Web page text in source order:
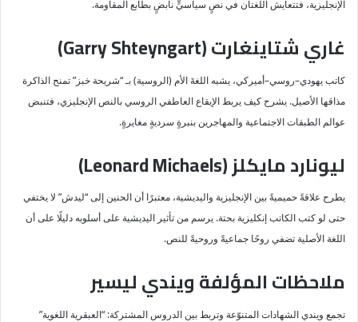
الإنجليزية، فتتعايش اللغتان في نصٍ سياسيٍّ نابضٍ بطابع المقاومة.
غاري شتاينغارت (Garry Shteyngart)
كاتب يهودي–روسي–أميركي، يشبه اللغةَ الأم (الروسية) بـ “شريحة خبز” تمنح الذاكرة
مذاقها الأصيل. يشرح كيف يربط الإيقاع العاطفي الروسي بالنص الإنجليزي، فتنبض
عوالم الطبقات الاجتماعية والمهاجرين بنبرةٍ سرديةٍ مغايرةٍ.
ليونارد مايكلز (Leonard Michaels)
يطرح علاقةً حميميةً بين الإنجليزية واليديشية، معتبرًا أن الحنين إلى “ليدش” لا يختفي
حتى لو كتب الكاتب إنكليزية بحتة. يرسم من تأثير اليديشية على أسلوبه دليلًا على أن
اللغة الأصلية تضفي روحًا جماعيةً وروحيةً للنص.
ملاحظات المؤلفة ويندي ليسير
تجمع ويندي الشهادات المتنوّعة وتربط بين الدروس المشتركة: “العبقرية اللغوية”